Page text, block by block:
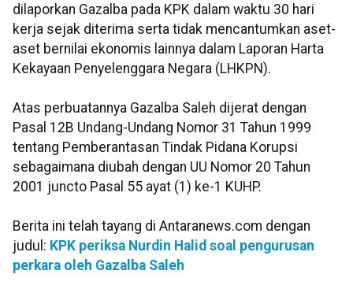
dilaporkan Gazalba pada KPK dalam waktu 30 hari
kerja sejak diterima serta tidak mencantumkan aset-
aset bernilai ekonomis lainnya dalam Laporan Harta
Kekayaan Penyelenggara Negara (LHKPN).
Atas perbuatannya Gazalba Saleh dijerat dengan
Pasal 12B Undang-Undang Nomor 31 Tahun 1999
tentang Pemberantasan Tindak Pidana Korupsi
sebagaimana diubah dengan UU Nomor 20 Tahun
2001 juncto Pasal 55 ayat (1) ke-1 KUHP.
Berita ini telah tayang di Antaranews.com dengan
judul: KPK periksa Nurdin Halid soal pengurusan
perkara oleh Gazalba Saleh